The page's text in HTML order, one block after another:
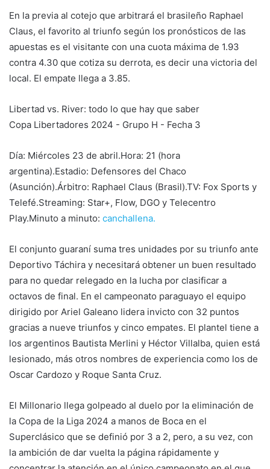
En la previa al cotejo que arbitrará el brasileño Raphael
Claus, el favorito al triunfo según los pronósticos de las
apuestas es el visitante con una cuota máxima de 1.93
contra 4.30 que cotiza su derrota, es decir una victoria del
local. El empate llega a 3.85.
Libertad vs. River: todo lo que hay que saber
Copa Libertadores 2024 - Grupo H - Fecha 3
Día: Miércoles 23 de abril.Hora: 21 (hora
argentina).Estadio: Defensores del Chaco
(Asunción).Árbitro: Raphael Claus (Brasil).TV: Fox Sports y
Telefé.Streaming: Star+, Flow, DGO y Telecentro
Play.Minuto a minuto: canchallena.
El conjunto guaraní suma tres unidades por su triunfo ante
Deportivo Táchira y necesitará obtener un buen resultado
para no quedar relegado en la lucha por clasificar a
octavos de final. En el campeonato paraguayo el equipo
dirigido por Ariel Galeano lidera invicto con 32 puntos
gracias a nueve triunfos y cinco empates. El plantel tiene a
los argentinos Bautista Merlini y Héctor Villalba, quien está
lesionado, más otros nombres de experiencia como los de
Oscar Cardozo y Roque Santa Cruz.
El Millonario llega golpeado al duelo por la eliminación de
la Copa de la Liga 2024 a manos de Boca en el
Superclásico que se definió por 3 a 2, pero, a su vez, con
la ambición de dar vuelta la página rápidamente y